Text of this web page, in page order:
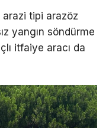
arazi tipi arazöz
yangın söndürme
itfaiye aracı da